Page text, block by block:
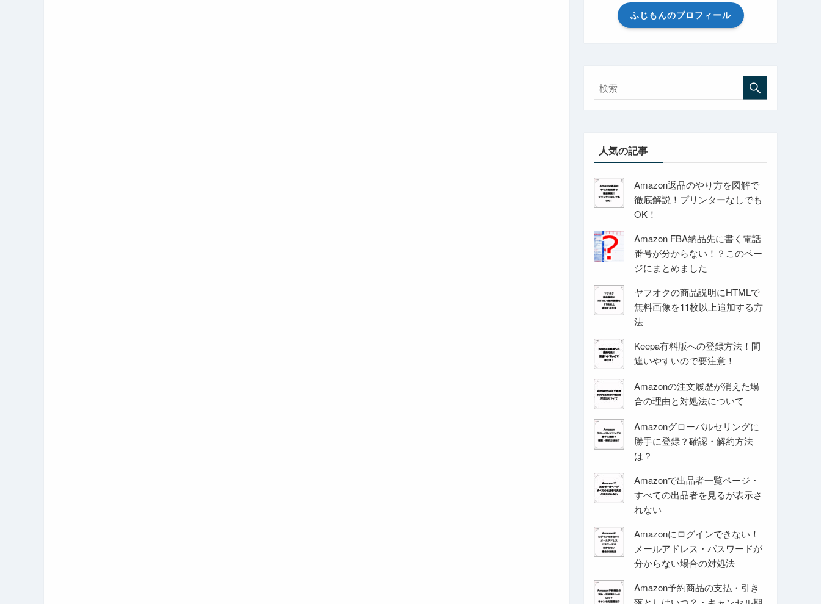
ふじもんのプロフィール
人気の記事
Amazon返品のやり方を図解で
徹底解説！プリンターなしでも
OK！
Amazon FBA納品先に書く電話
番号が分からない！？このペー
ジにまとめました
ヤフオクの商品説明にHTMLで
無料画像を11枚以上追加する方
法
Keepa有料版への登録方法！間
違いやすいので要注意！
Amazonの注文履歴が消えた場
合の理由と対処法について
Amazonグローバルセリングに
勝手に登録？確認・解約方法
は？
Amazonで出品者一覧ページ・
すべての出品者を見るが表示さ
れない
Amazonにログインできない！
メールアドレス・パスワードが
分からない場合の対処法
Amazon予約商品の支払・引き